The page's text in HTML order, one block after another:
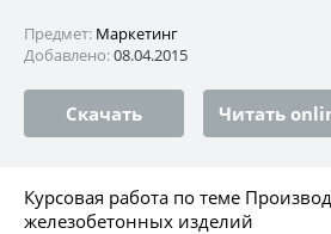
Предмет: Маркетинг
Добавлено:08.04.2015
Скачать Читать
Курсовая работа по теме
железобетонных изделий